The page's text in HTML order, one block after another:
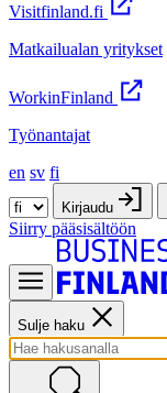
Visitfinland.fi
Matkailualan yritykset
WorkinFinland
Työnantajat
en sv fi
Kirjaudu
Siirry pääsisältöön
Sulje haku